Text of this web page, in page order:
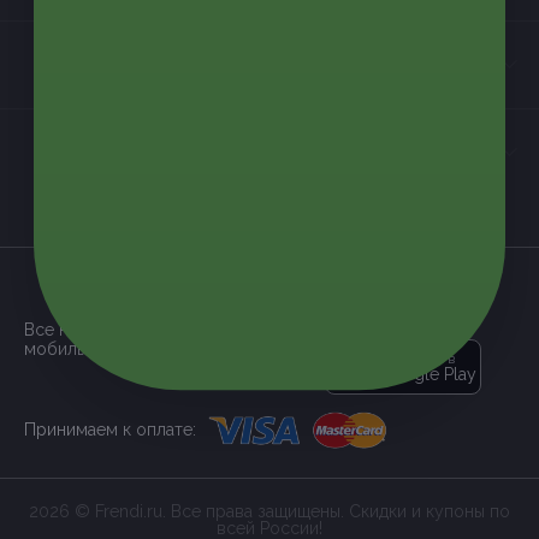
Все наши купоны доступны через
мобильное приложение:
загрузить в
Google Play
Принимаем к оплате:
2026 © Frendi.ru. Все права защищены. Скидки и купоны по
всей России!